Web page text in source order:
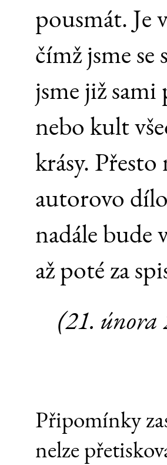
pousmát. Je
čímž jsme se
jsme již
nebo kult
krásy.
autorovo
nadále bude
až poté za
(21.
Připomínky
nelze